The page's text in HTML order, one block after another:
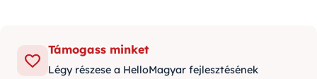
Támogass minket
Légy részese a HelloMagyar fejlesztésének